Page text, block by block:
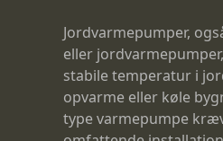
Jordvarmepumper,
eller
stabile temperatur i
opvarme eller køle
type varmepumpe